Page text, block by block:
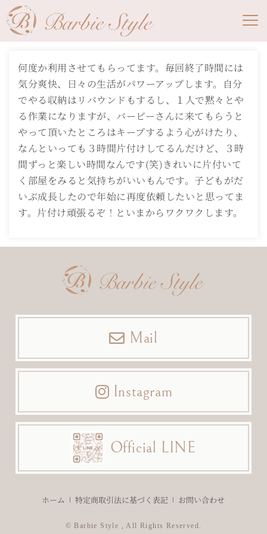
何度か利用させてもらってます。毎回終了時間には
気分爽快、日々の生活がパワーアップします。自分
でやる収納はリバウンドもするし、１人で黙々とや
る作業になりますが、バービーさんに来てもらうと
やって頂いたところはキープするよう心がけたり、
なんといっても３時間片付けしてるんだけど、３時
間ずっと楽しい時間なんです(笑)きれいに片付いて
く部屋をみると気持ちがいいもんです。子どもがだ
いぶ成長したので年始に再度依頼したいと思ってま
す。片付け頑張るぞ！といまからワクワクします。
Mail
Instagram
Official LINE
ホーム 特定商取引法に基づく表記 お問い合わせ
© Barbie Style , All Rights Reserved.